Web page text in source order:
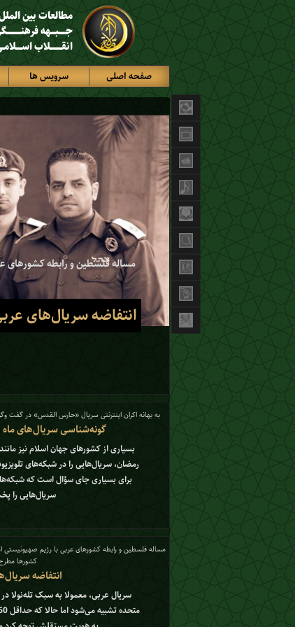
مطالعات بین
جـــــبـــهه
انقــــــــلاب
صفحه اصلی سرویس ها
مساله فلسطین و رابطه کشورهای
انتفاضه سریال‌های
به بهانه اکران اینترنتی سریال «حارس القدس» در گفت
گونه‌شناسی سریال‌های
بسیاری از کشورهای جهان اسلام نیز
رمضان، سریال‌هایی را در شبکه‌های
برای بسیاری جای سؤال است که
سریال‌هایی را
مساله فلسطین و رابطه کشورهای عربی با رژیم
کشورها
انتفاضه
سریال‌ عربی، معمولا به سبک تله‌نولا در